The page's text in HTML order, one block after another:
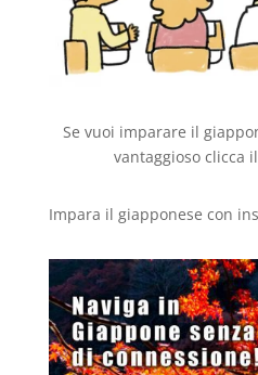
Se vuoi imparare il
vantaggioso clicca
Impara il giapponese con